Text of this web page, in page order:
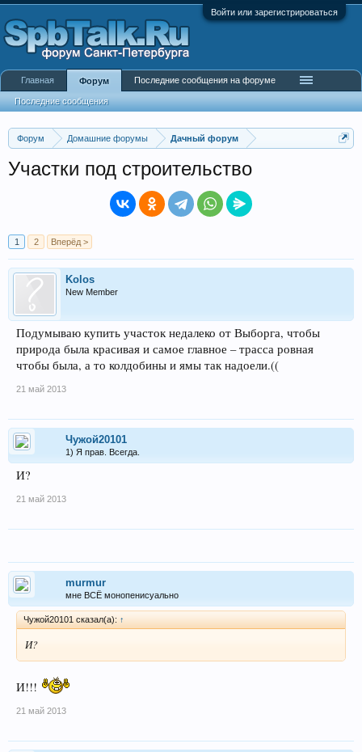
Войти или зарегистрироваться
Форум Домашние форумы Дачный форум
Участки под строительство
1 2 Вперёд >
Kolos
New Member
Подумываю купить участок недалеко от Выборга, чтобы
природа была красивая и самое главное – трасса ровная
чтобы была, а то колдобины и ямы так надоели.((
21 май 2013
Чужой20101
1) Я прав. Всегда.
И?
21 май 2013
murmur
мне ВСЁ монопенисуально
Чужой20101 сказал(а): ↑
И?
И!!!
21 май 2013
Главная Форум
Последние сообщения
Последние сообщения на форуме